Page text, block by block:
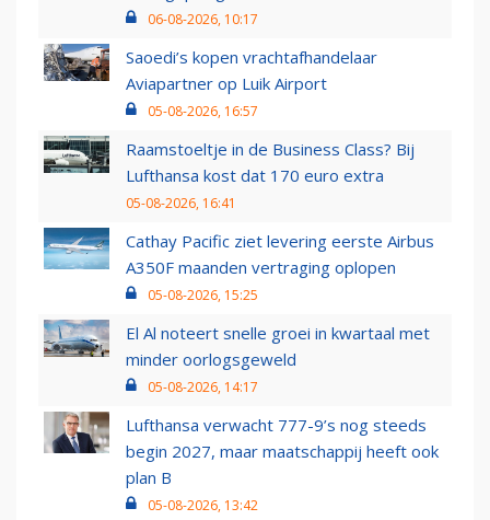
06-08-2026, 10:17
Saoedi’s kopen vrachtafhandelaar
Aviapartner op Luik Airport
05-08-2026, 16:57
Raamstoeltje in de Business Class? Bij
Lufthansa kost dat 170 euro extra
05-08-2026, 16:41
Cathay Pacific ziet levering eerste Airbus
A350F maanden vertraging oplopen
05-08-2026, 15:25
El Al noteert snelle groei in kwartaal met
minder oorlogsgeweld
05-08-2026, 14:17
Lufthansa verwacht 777-9’s nog steeds
begin 2027, maar maatschappij heeft ook
plan B
05-08-2026, 13:42